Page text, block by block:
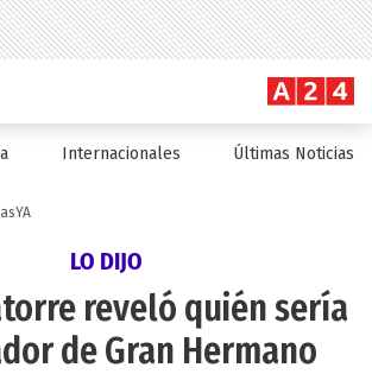
Internacionales Últimas Noticias
LO DIJO
reveló quién sería
de Gran Hermano